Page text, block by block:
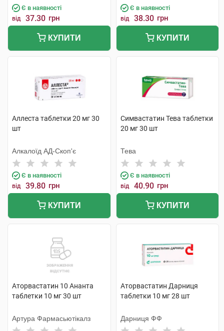
Є в наявності
від 37.30 грн
КУПИТИ
Є в наявності
від 38.30 грн
КУПИТИ
Аллеста таблетки 20 мг 30
шт
Алкалоїд АД-Скоп'є
Є в наявності
від 39.80 грн
КУПИТИ
Симвастатин Тева таблетки
20 мг 30 шт
Тева
Є в наявності
від 40.90 грн
КУПИТИ
Аторвастатин 10 Ананта
таблетки 10 мг 30 шт
Артура Фармасьютікалз
Аторвастатин Дарниця
таблетки 10 мг 28 шт
Дарниця ФФ